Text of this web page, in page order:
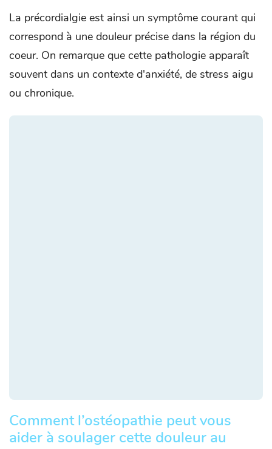
La précordialgie est ainsi un symptôme courant qui
correspond à une douleur précise dans la région du
coeur. On remarque que cette pathologie apparaît
souvent dans un contexte d'anxiété, de stress aigu
ou chronique.
Comment l’ostéopathie peut vous
aider à soulager cette douleur au